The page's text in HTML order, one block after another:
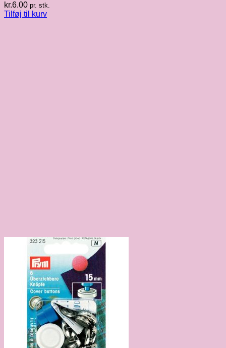
kr.6.00 pr. stk.
Tilføj til kurv